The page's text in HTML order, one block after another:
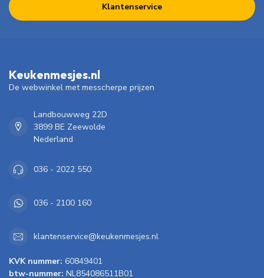
Klantenservice
Keukenmesjes.nl
De webwinkel met messcherpe prijzen
Landbouwweg 22D
3899 BE Zeewolde
Nederland
036 - 2022 550
036 - 2100 160
klantenservice@keukenmesjes.nl
KVK nummer: 60849401
btw-nummer: NL854086511B01